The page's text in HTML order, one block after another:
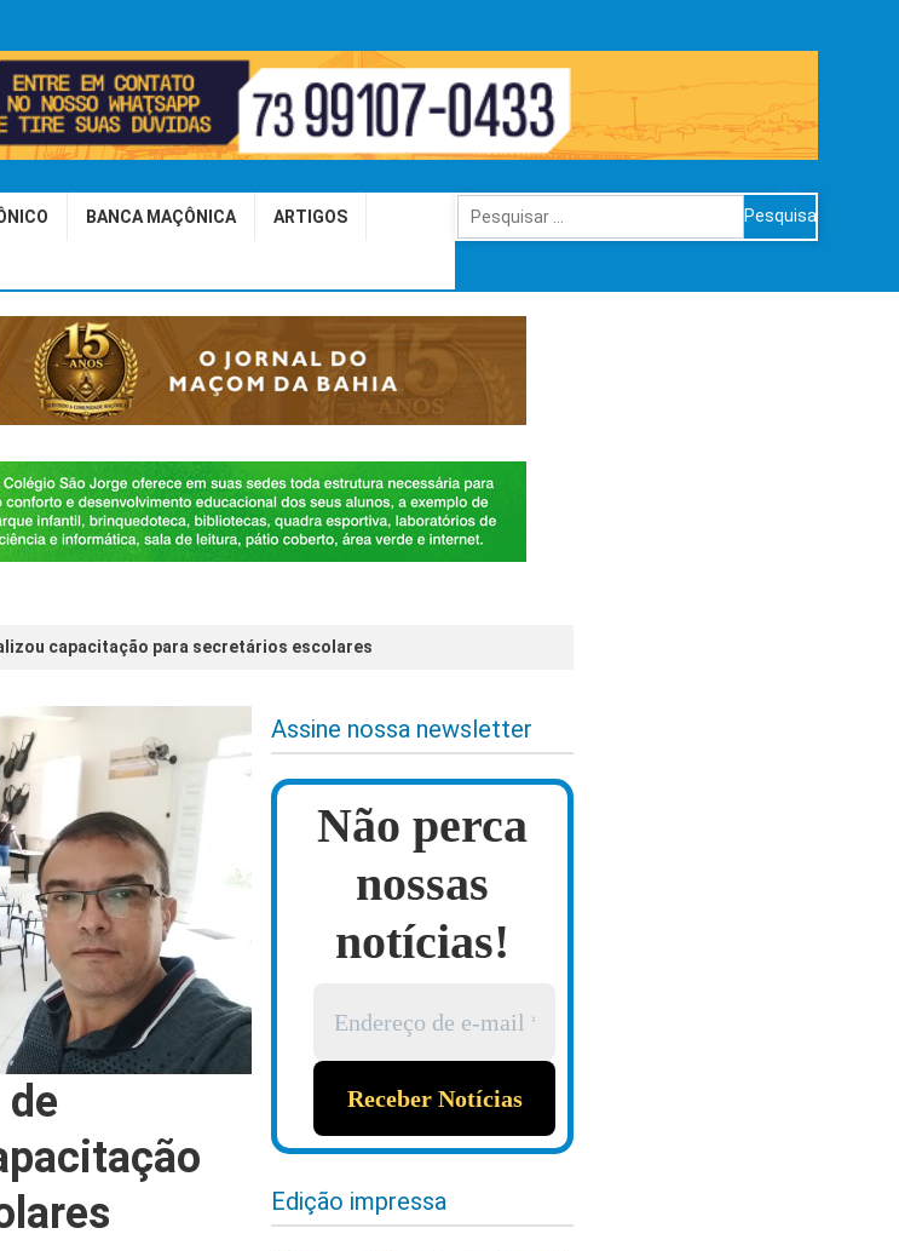
BANCA MAÇÔNICA ARTIGOS
Pesquisar
por:
capacitação para secretários escolares
Assine nossa newsletter
Não perca
nossas
notícias!
Edição impressa